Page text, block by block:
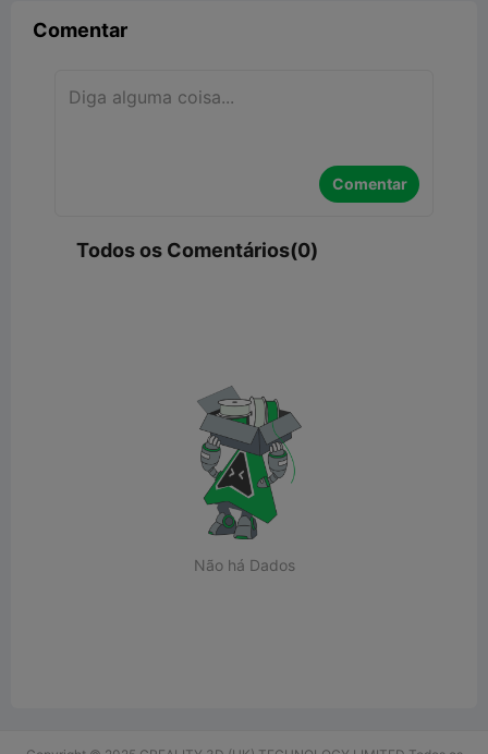
Comentar
Comentar
Todos os Comentários(0)
Não há Dados